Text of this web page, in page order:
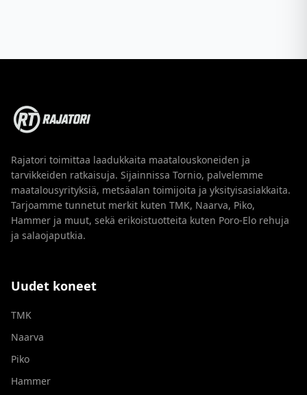
Rajatori toimittaa laadukkaita maatalouskoneiden ja
tarvikkeiden ratkaisuja. Sijainnissa Tornio, palvelemme
maatalousyrityksiä, metsäalan toimijoita ja yksityisasiakkaita.
Tarjoamme tunnetut merkit kuten TMK, Naarva, Piko,
Hammer ja muut, sekä erikoistuotteita kuten Poro-Elo rehuja
ja salaojaputkia.
Uudet koneet
TMK
Naarva
Piko
Hammer